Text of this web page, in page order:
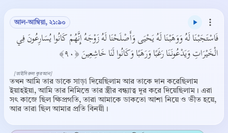
আল-আম্বিয়া, ২১:৯০
فَاسْتَجَبْنَا لَهُ وَوَهَبْنَا لَهُ يَحْيَى وَأَصْلَحْنَا لَهُ زَوْجَهُ إِنَّهُمْ كَانُوا يُسَارِعُونَ فِي
الْخَيْرَاتِ وَيَدْعُونَنَا رَغَبًا وَرَهَبًا وَكَانُوا لَنَا خَاشِعِينَ ﴿٩٠﴾
তখন আমি তার ডাকে সাড়া দিয়েছিলাম আর তাকে দান করেছিলাম
ইয়াহইয়া, আমি তার নিমিত্তে তার স্ত্রীর বন্ধ্যাত্ব দূর করে দিয়েছিলাম। এরা
সৎ কাজে ছিল ক্ষিপ্রগতি, তারা আমাকে ডাকতো আশা নিয়ে ও ভীত হয়ে,
আর তারা ছিল আমার প্রতি বিনয়ী।
[তাইসিরুল কুরআন]